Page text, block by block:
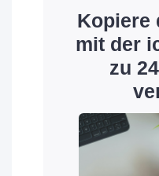
Kopiere
mit der
zu